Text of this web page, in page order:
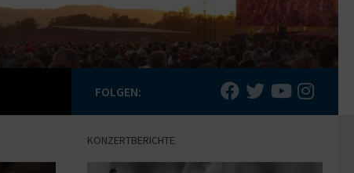
FOLGEN:
KONZERTBERICHTE